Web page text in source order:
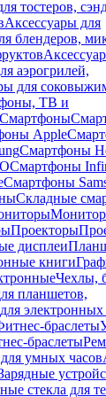
тостеров,
Аксессуары для
блендеров,
аэрогрилей,
для
ТВ и
Смартфоны
Apple
Смартфоны
Смартфоны
Смартфоны
Складные
Проекторы
дисплеи
книги
Чехлы,
планшетов,
браслеты
браслеты
умных часов
стекла для